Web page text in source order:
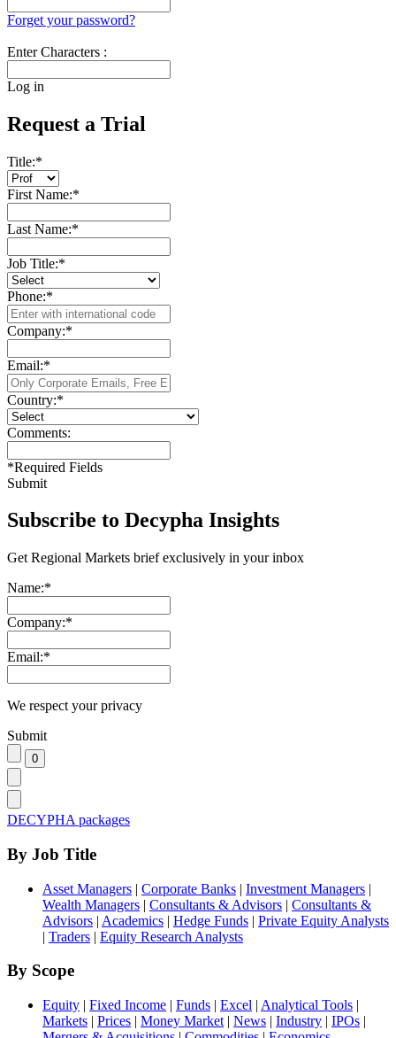
Forget your password?
Enter Characters :
Log in
Request a Trial
Title:*
First Name:*
Last Name:*
Job Title:*
Phone:*
Company:*
Email:*
Country:*
Comments:
*Required Fields
Submit
Subscribe to Decypha Insights
Get Regional Markets brief exclusively in your inbox
Name:*
Company:*
Email:*
We respect your privacy
Submit
DECYPHA packages
By Job Title
Asset Managers | Corporate Banks | Investment Managers |
Wealth Managers | Consultants & Advisors | Consultants &
Advisors | Academics | Hedge Funds | Private Equity Analysts
| Traders | Equity Research Analysts
By Scope
Equity | Fixed Income | Funds | Excel | Analytical Tools |
Markets | Prices | Money Market | News | Industry | IPOs |